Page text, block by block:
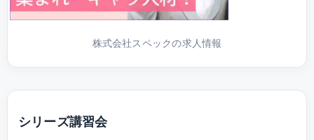
株式会社スペックの求人情報
シリーズ講習会